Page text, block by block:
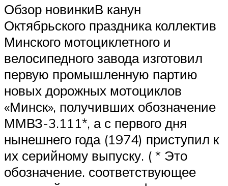
Обзор новинкиВ канун
Октябрьского праздника коллектив
Минского мотоциклетного и
велосипедного завода изготовил
первую промышленную партию
новых дорожных мотоциклов
«Минск», получивших обозначение
ММВЗ-3.111*, а с первого дня
нынешнего года (1974) приступил к
их серийному выпуску. ( * Это
обозначение. соответствующее